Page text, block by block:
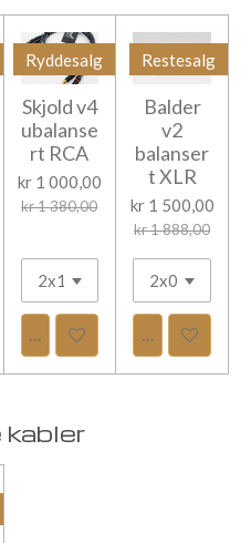
Ryddesalg
Skjold v4
ubalanse
rt RCA
kr 1 000,00
kr 1 380,00
Legg til handlevogn
Restesalg
Balder
v2
balanser
t XLR
kr 1 500,00
kr 1 888,00
Legg til